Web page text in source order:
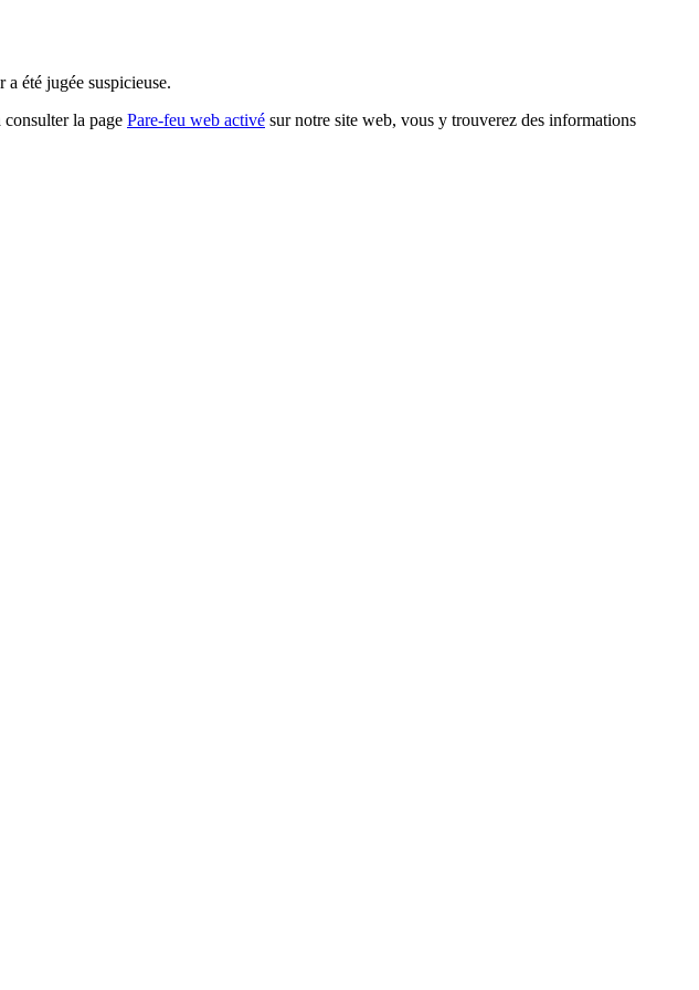
été jugée suspicieuse.
la page Pare-feu web activé sur notre site web, vous y trouverez des informations